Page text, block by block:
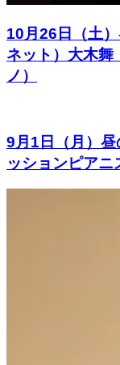
10月26日（土
ネット）大木舞
ノ）
9月1日（月）
ッションピアニ